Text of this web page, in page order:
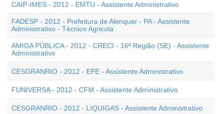
CAIP-IMES - 2012 - EMTU - Assistente Administrativo
FADESP - 2012 - Prefeitura de Alenquer - PA - Assistente
Administrativo - Técnico Agricola
AMIGA PÚBLICA - 2012 - CRECI - 16ª Região (SE) - Assistente
Administrativo
CESGRANRIO - 2012 - EPE - Assistente Administrativo
FUNIVERSA - 2012 - CFM - Assistente Administrativo
CESGRANRIO - 2012 - LIQUIGAS - Assistente Administrativo